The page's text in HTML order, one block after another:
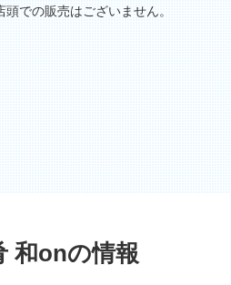
頭での販売はございません。
和onの情報